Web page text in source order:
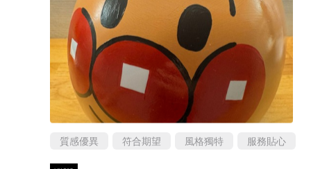
質感優異 符合期望 風格獨特 服務貼心